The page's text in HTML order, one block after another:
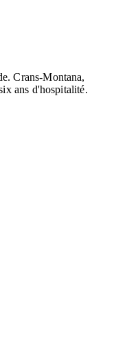
Crans-Montana,
ans d'hospitalité.